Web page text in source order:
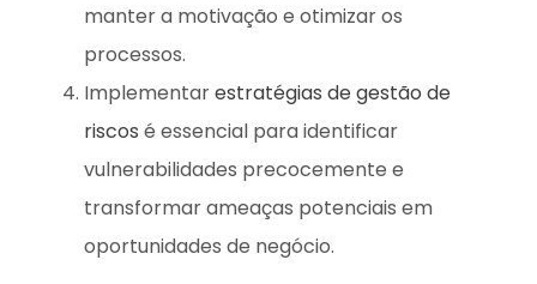
manter a motivação e otimizar os
processos.
Implementarestratégias de gestão de
riscos é essencial para identificar
vulnerabilidades precocemente e
transformar ameaças potenciais em
oportunidades de negócio.